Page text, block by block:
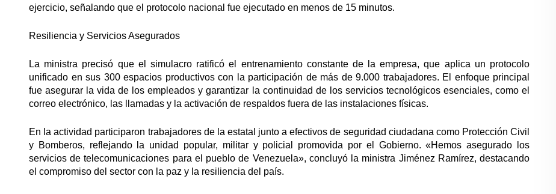
ejercicio, señalando que el protocolo nacional fue ejecutado en menos de 15 minutos.
Resiliencia y Servicios Asegurados
La ministra precisó que el simulacro ratificó el entrenamiento constante de la empresa, que aplica un protocolo
unificado en sus 300 espacios productivos con la participación de más de 9.000 trabajadores. El enfoque principal
fue asegurar la vida de los empleados y garantizar la continuidad de los servicios tecnológicos esenciales, como el
correo electrónico, las llamadas y la activación de respaldos fuera de las instalaciones físicas.
En la actividad participaron trabajadores de la estatal junto a efectivos de seguridad ciudadana como Protección Civil
y Bomberos, reflejando la unidad popular, militar y policial promovida por el Gobierno. «Hemos asegurado los
servicios de telecomunicaciones para el pueblo de Venezuela», concluyó la ministra Jiménez Ramírez, destacando
el compromiso del sector con la paz y la resiliencia del país.